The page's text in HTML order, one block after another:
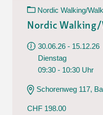
Nordic Walking/
Nordic
30.06.26 - 15.12.26
Dienstag
09:30 - 10:30 Uhr
Schorenweg 117,
CHF 198.00